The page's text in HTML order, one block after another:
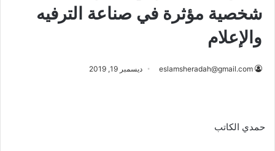
شخصية مؤثرة في صناعة الترفيه
والإعلام
eslamsheradah@gmail.com ديسمبر 19, 2019
حمدي الكاتب